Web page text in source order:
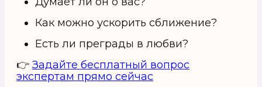
Как можно ускорить сближение?
Есть ли преграды в любви?
👉 Задайте бесплатный вопрос
экспертам прямо сейчас